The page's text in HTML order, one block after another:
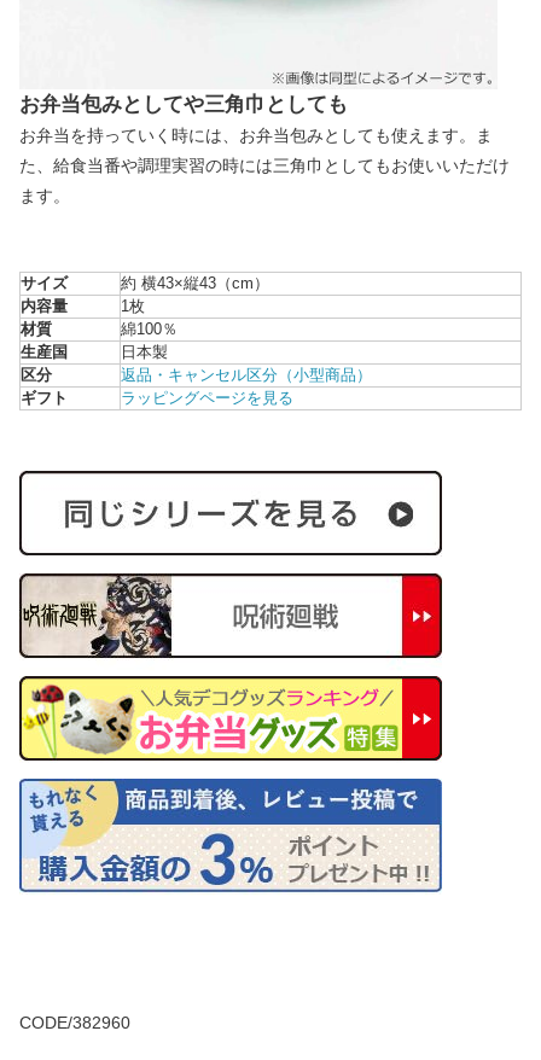
お弁当包みとしてや三角巾としても
お弁当を持っていく時には、お弁当包みとしても使えます。ま
た、給食当番や調理実習の時には三角巾としてもお使いいただけ
ます。
サイズ
約 横43×縦43（cm）
内容量
1枚
材質
綿100％
生産国
日本製
区分
返品・キャンセル区分（小型商品）
ギフト
ラッピングページを見る
CODE/382960